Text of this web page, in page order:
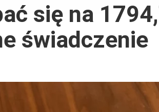
się na
świadczenie